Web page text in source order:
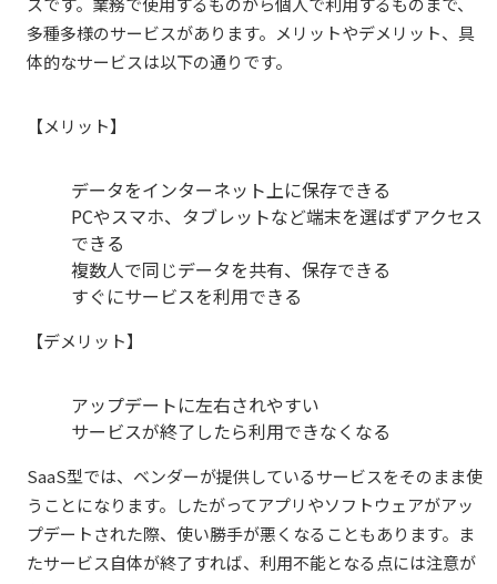
多種多様のサービスがあります。メリットやデメリット、具
体的なサービスは以下の通りです。
【メリット】
データをインターネット上に保存できる
PCやスマホ、タブレットなど端末を選ばずアクセス
できる
複数人で同じデータを共有、保存できる
すぐにサービスを利用できる
【デメリット】
アップデートに左右されやすい
サービスが終了したら利用できなくなる
SaaS型では、ベンダーが提供しているサービスをそのまま使
うことになります。したがってアプリやソフトウェアがアッ
プデートされた際、使い勝手が悪くなることもあります。ま
たサービス自体が終了すれば、利用不能となる点には注意が